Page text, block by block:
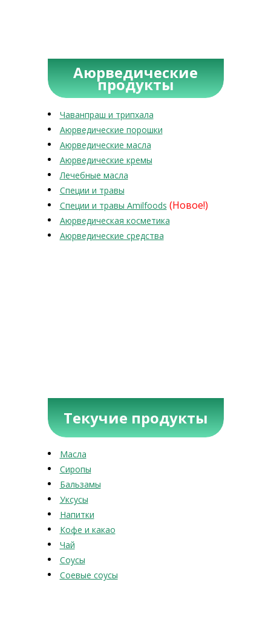
Аюрведические
продукты
Чаванпраш и трипхала
Аюрведические порошки
Аюрведические масла
Аюрведические кремы
Лечебные масла
Специи и травы
Специи и травы Amilfoods (Новое!)
Аюрведическая косметика
Аюрведические средства
Текучие продукты
Масла
Сиропы
Бальзамы
Уксусы
Напитки
Кофе и какао
Чай
Соусы
Соевые соусы